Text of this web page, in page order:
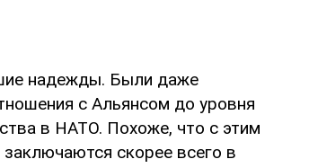
надежды. Были даже
с Альянсом до уровня
в НАТО. Похоже, что с этим
скорее всего в